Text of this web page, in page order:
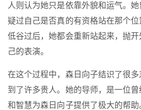
人则认为她只是依靠外貌和运气。
疑过自己是否真的有资格站在那个
低谷过后，她都会重新站起来，抛
己的表演。
在这个过程中，森日向子结识了很
到了许多贵人。她的导师，是一位
和智慧为森日向子提供了极大的帮